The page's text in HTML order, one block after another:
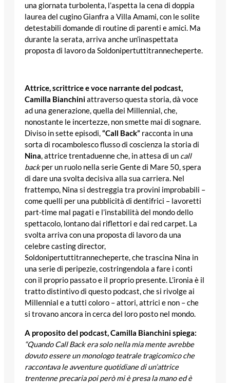
una giornata turbolenta, l’aspetta la cena di doppia
laurea del cugino Gianfra a Villa Amami, con le solite
detestabili domande di routine di parenti e amici. Ma
durante la serata, arriva anche un’inaspettata
proposta di lavoro da Soldonipertuttitrannecheperte.
Attrice, scrittrice e voce narrante del podcast,
Camilla Bianchiniattraverso questa storia, dà voce
ad una generazione, quella dei Millennial, che,
nonostante le incertezze, non smette mai di sognare.
Diviso in sette episodi,“Call Back” racconta in una
sorta di rocambolesco flusso di coscienza la storia di
Nina, attrice trentaduenne che, in attesa di un call
backper un ruolo nella serie Gente di Mare 50, spera
di dare una svolta decisiva alla sua carriera. Nel
frattempo, Nina si destreggia tra provini improbabili –
come quelli per una pubblicità di dentifrici – lavoretti
part-time mal pagati e l’instabilità del mondo dello
spettacolo, lontano dai riflettori e dai red carpet. La
svolta arriva con una proposta di lavoro da una
celebre casting director,
Soldonipertuttitrannecheperte, che trascina Nina in
una serie di peripezie, costringendola a fare i conti
con il proprio passato e il proprio presente. L’ironia è il
tratto distintivo di questo podcast, che si rivolge ai
Millennial e a tutti coloro – attori, attrici e non – che
si trovano ancora in cerca del loro posto nel mondo.
A proposito del podcast, Camilla Bianchini spiega:
“Quando Call Back era solo nella mia mente avrebbe
dovuto essere un monologo teatrale tragicomico che
raccontava le avventure quotidiane di un’attrice
trentenne precaria poi però mi è presa la mano ed è